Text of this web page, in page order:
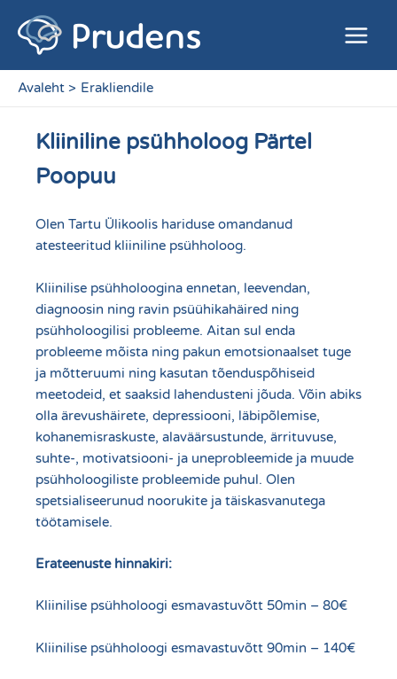
content
Avaleht Erakliendile
Kliiniline psühholoog Pärtel
Poopuu
Olen Tartu Ülikoolis hariduse omandanud
atesteeritud kliiniline psühholoog.
Kliinilise psühholoogina ennetan, leevendan,
diagnoosin ning ravin psüühikahäired ning
psühholoogilisi probleeme. Aitan sul enda
probleeme mõista ning pakun emotsionaalset tuge
ja mõtteruumi ning kasutan tõenduspõhiseid
meetodeid, et saaksid lahendusteni jõuda. Võin abiks
olla ärevushäirete, depressiooni, läbipõlemise,
kohanemisraskuste, alaväärsustunde, ärrituvuse,
suhte-, motivatsiooni- ja uneprobleemide ja muude
psühholoogiliste probleemide puhul. Olen
spetsialiseerunud noorukite ja täiskasvanutega
töötamisele.
Erateenuste hinnakiri:
Kliinilise psühholoogi esmavastuvõtt 50min – 80€
Kliinilise psühholoogi esmavastuvõtt 90min – 140€